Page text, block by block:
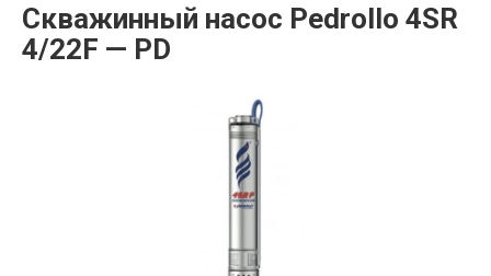
Скважинный насос Pedrollo 4SR
4/22F — PD